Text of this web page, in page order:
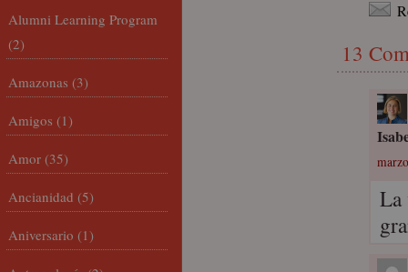
13
La
Alumni Learning Program
(2)
Amazonas (3)
Amigos (1)
Amor (35)
Ancianidad (5)
Aniversario (1)